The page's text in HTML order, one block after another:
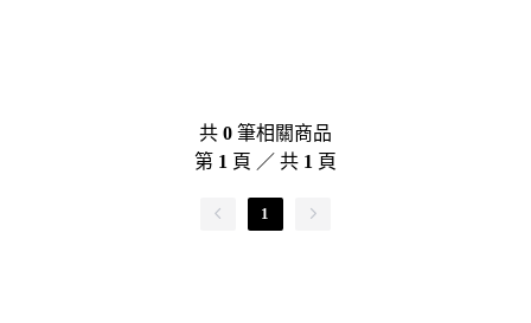
共 0筆相關商品
第 1 頁 ／ 共 1 頁
1